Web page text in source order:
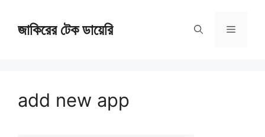
জাকিরের টেক ডায়েরি Menu
add new app